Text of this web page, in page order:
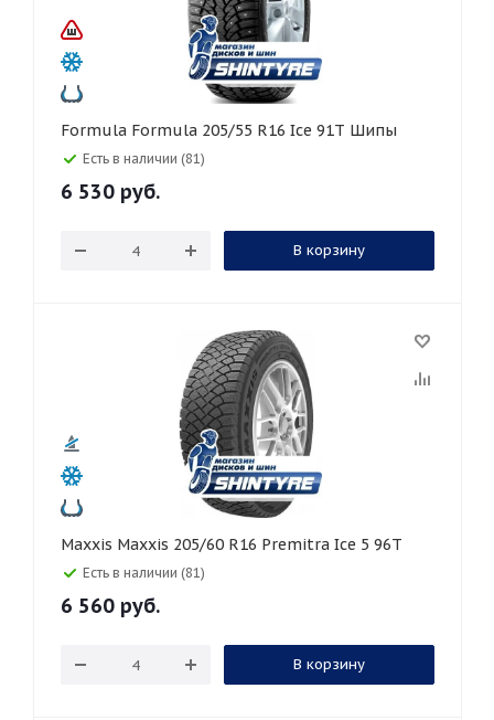
Formula Formula 205/55 R16 Ice 91T Шипы
Есть в наличии (81)
6 530 руб.
В корзину
Maxxis Maxxis 205/60 R16 Premitra Ice 5 96T
Есть в наличии (81)
6 560 руб.
В корзину